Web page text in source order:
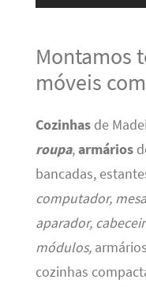
Montamos
móveis
Cozinhasde
roupa,armários
bancadas,
computador,
aparador,
módulos,
cozinhas